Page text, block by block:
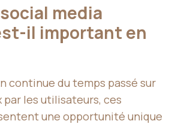
media
il important en
continue du temps passé sur
par les utilisateurs, ces
une opportunité unique